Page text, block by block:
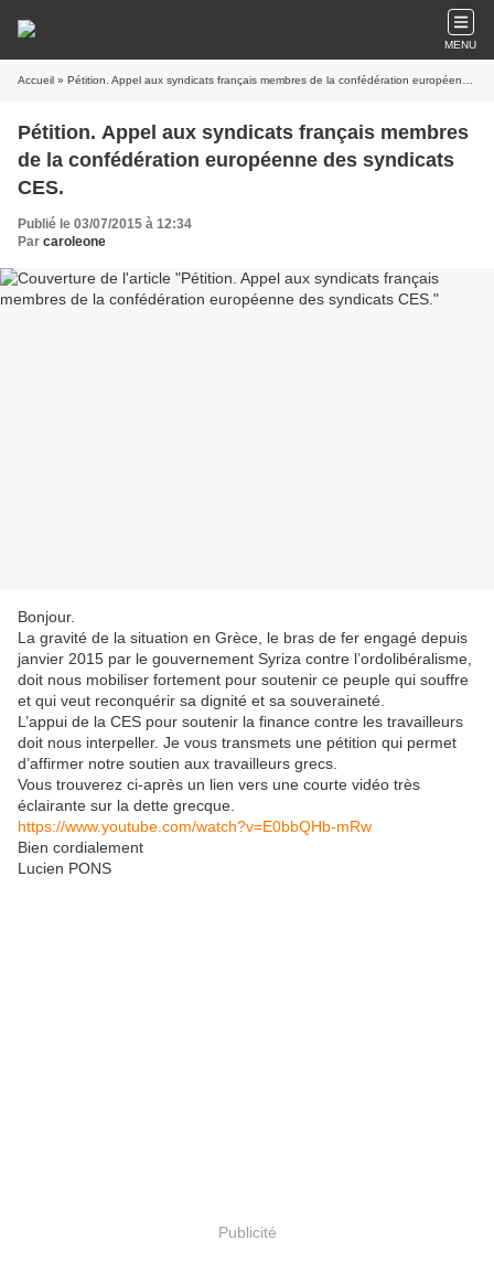
MENU
Accueil » Pétition. Appel aux syndicats français membres de la confédération européenne des syndicats CES.
Pétition. Appel aux syndicats français membres
de la confédération européenne des syndicats
CES.
Publié le 03/07/2015 à 12:34
Par caroleone
Bonjour.
La gravité de la situation en Grèce, le bras de fer engagé depuis
janvier 2015 par le gouvernement Syriza contre l’ordolibéralisme,
doit nous mobiliser fortement pour soutenir ce peuple qui souffre
et qui veut reconquérir sa dignité et sa souveraineté.
L’appui de la CES pour soutenir la finance contre les travailleurs
doit nous interpeller. Je vous transmets une pétition qui permet
d’affirmer notre soutien aux travailleurs grecs.
Vous trouverez ci-après un lien vers une courte vidéo très
éclairante sur la dette grecque.
https://www.youtube.com/watch?v=E0bbQHb-mRw
Bien cordialement
Lucien PONS
Publicité